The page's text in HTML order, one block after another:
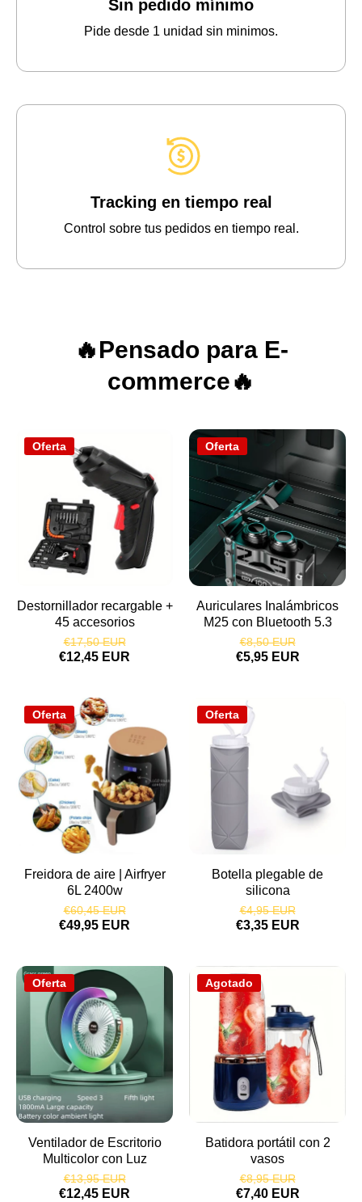
Sin pedido mínimo
Pide desde 1 unidad sin minimos.
Tracking en tiempo real
Control sobre tus pedidos en tiempo real.
🔥Pensado para E-
commerce🔥
Oferta
Destornillador recargable +
45 accesorios
€17,50 EUR
€12,45 EUR
Oferta
Auriculares Inalámbricos
M25 con Bluetooth 5.3
€8,50 EUR
€5,95 EUR
Oferta
Freidora de aire | Airfryer
6L 2400w
€60,45 EUR
€49,95 EUR
Oferta
Botella plegable de
silicona
€4,95 EUR
€3,35 EUR
Oferta
Ventilador de Escritorio
Multicolor con Luz
€13,95 EUR
€12,45 EUR
Agotado
Batidora portátil con 2
vasos
€8,95 EUR
€7,40 EUR